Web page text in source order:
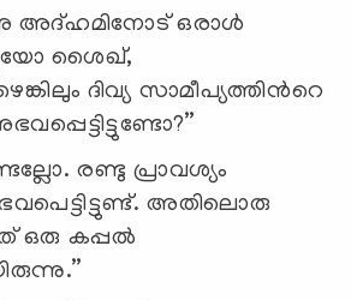
അദ്‍ഹമിനോട് ഒരാൾ
ശൈഖ്,
ദിവ്യ സാമീപ്യത്തിന്‍റെ
രണ്ടു പ്രാവശ്യം
അതിലൊരു
ഒരു കപ്പൽ